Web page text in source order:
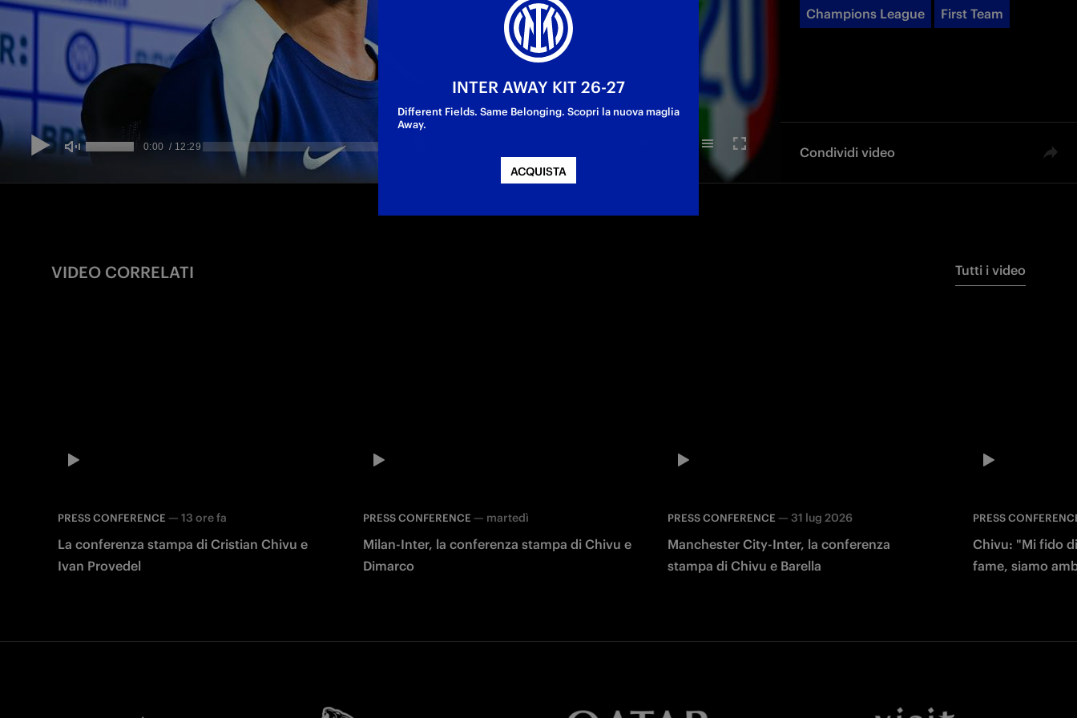
Champions League First Team
Condividi video
VIDEO CORRELATI Tutti i video
PRESS CONFERENCE — 13 ore fa
La conferenza stampa di Cristian Chivu e
Ivan Provedel
PRESS CONFERENCE — martedì
Milan-Inter, la conferenza stampa di Chivu e
Dimarco
PRESS CONFERENCE —31 lug 2026
Manchester City-Inter, la conferenza
stampa di Chivu e Barella
PRESS
Chivu: "Mi fido
fame, siamo
INTER AWAY KIT 26-27
Different Fields. Same Belonging. Scopri la nuova maglia
Away.
ACQUISTA